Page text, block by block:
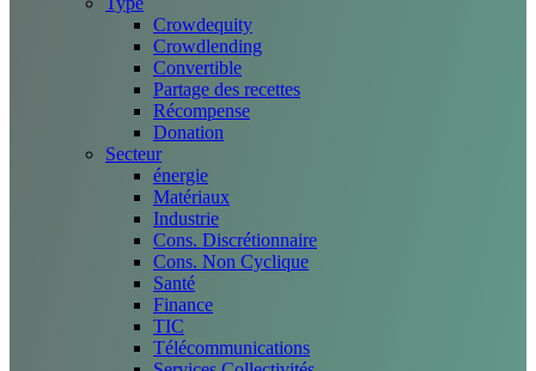
Crowdequity
Crowdlending
Convertible
Partage des recettes
Récompense
Donation
Secteur
énergie
Matériaux
Industrie
Cons. Discrétionnaire
Cons. Non Cyclique
Santé
Finance
TIC
Télécommunications